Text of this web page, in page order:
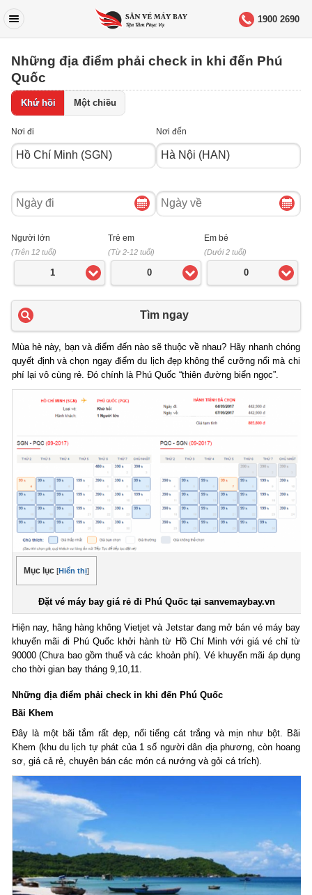
1900 2690
Những địa điểm phải check in khi đến Phú
Quốc
Khứ hồi Một chiều
Nơi đi Nơi đến
Ngày
đi
Ngày
về
Người lớn
(Trên 12 tuổi)
1
Trẻ em
(Từ 2-12 tuổi)
0
Em bé
(Dưới 2 tuổi)
0
Tìm ngay
Mùa hè này, bạn và điểm đến nào sẽ thuộc về nhau? Hãy nhanh chóng
quyết định và chọn ngay điểm du lịch đẹp không thể cưỡng nổi mà chi
phí lại vô cùng rẻ. Đó chính là Phú Quốc “thiên đường biển ngọc”.
Mục lục [Hiển thị]
Đặt vé máy bay giá rẻ đi Phú Quốc tại sanvemaybay.vn
Hiện nay, hãng hàng không Vietjet và Jetstar đang mở bán vé máy bay
khuyến mãi đi Phú Quốc khởi hành từ Hồ Chí Minh với giá vé chỉ từ
90000 (Chưa bao gồm thuế và các khoản phí). Vé khuyến mãi áp dụng
cho thời gian bay tháng 9,10,11.
Những địa điểm phải check in khi đến Phú Quốc
Bãi Khem
Đây là một bãi tắm rất đẹp, nổi tiếng cát trắng và mịn như bột. Bãi
Khem (khu du lịch tự phát của 1 số người dân địa phương, còn hoang
sơ, giá cả rẻ, chuyên bán các món cá nướng và gỏi cá trích).